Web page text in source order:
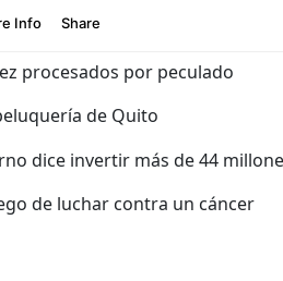
procesados por peculado
de Quito
dice invertir más de 44
de luchar contra un cáncer